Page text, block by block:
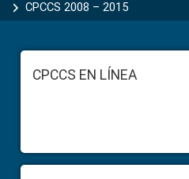
CPCCS 2008 – 2015
FooterCPCCS EN LÍNEA